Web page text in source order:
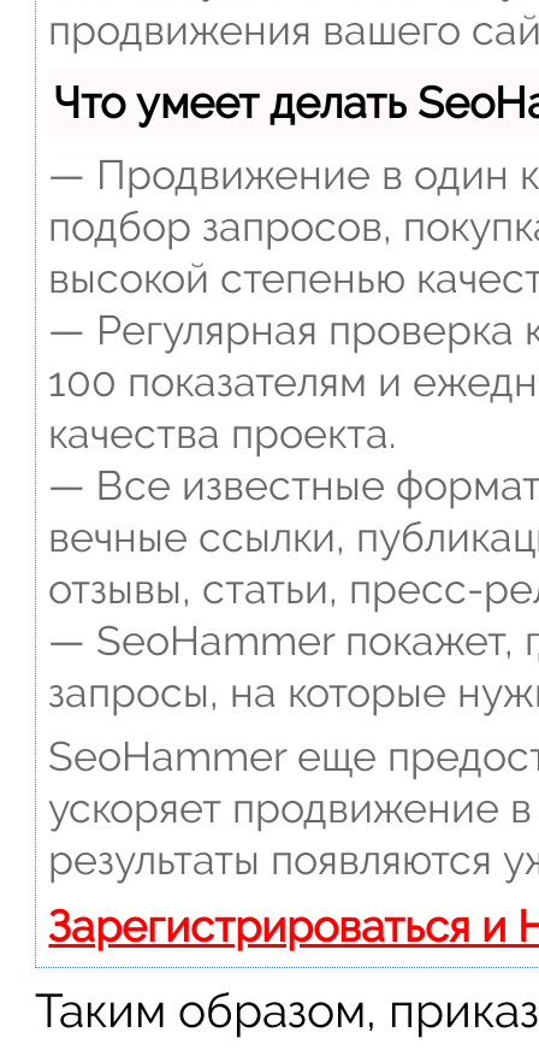
продвижения вашего
Что умеет делать
— Продвижение в один
подбор запросов,
высокой степенью
— Регулярная проверка
100 показателям и
качества проекта.
— Все известные
вечные ссылки,
отзывы, статьи, пресс-
— SeoHammer покажет,
запросы, на которые
SeoHammer еще
ускоряет продвижение
результаты появляются
Зарегистрироваться и
Таким образом,